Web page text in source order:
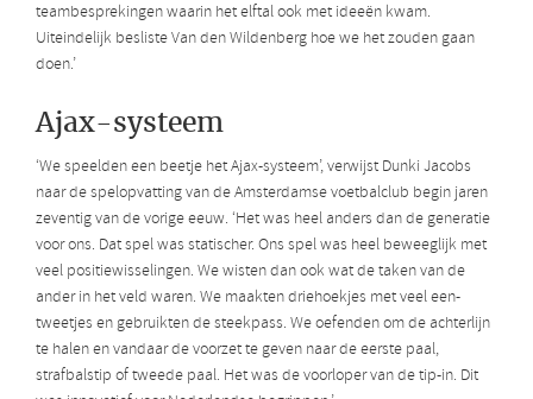
teambesprekingen waarin het elftal ook met ideeën kwam.
Uiteindelijk besliste Van den Wildenberg hoe we het zouden gaan
doen.’
Ajax-systeem
‘We speelden een beetje het Ajax-systeem’, verwijst Dunki Jacobs
naar de spelopvatting van de Amsterdamse voetbalclub begin jaren
zeventig van de vorige eeuw. ‘Het was heel anders dan de generatie
voor ons. Dat spel was statischer. Ons spel was heel beweeglijk met
veel positiewisselingen. We wisten dan ook wat de taken van de
ander in het veld waren. We maakten driehoekjes met veel een-
tweetjes en gebruikten de steekpass. We oefenden om de achterlijn
te halen en vandaar de voorzet te geven naar de eerste paal,
strafbalstip of tweede paal. Het was de voorloper van de tip-in. Dit